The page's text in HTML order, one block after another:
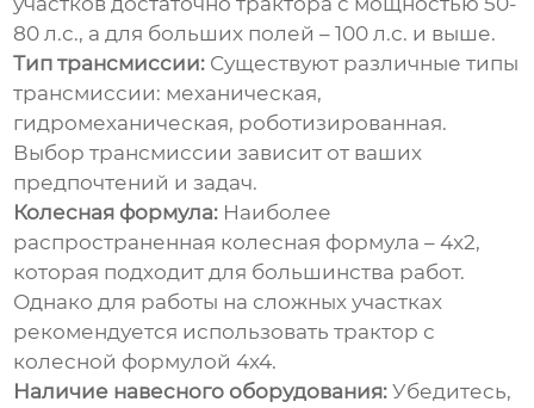
80 л.с., а для больших полей – 100 л.с. и выше.
Тип трансмиссии: Существуют различные типы
трансмиссии: механическая,
гидромеханическая, роботизированная.
Выбор трансмиссии зависит от ваших
предпочтений и задач.
Колесная формула: Наиболее
распространенная колесная формула – 4x2,
которая подходит для большинства работ.
Однако для работы на сложных участках
рекомендуется использовать трактор с
колесной формулой 4x4.
Наличие навесного оборудования: Убедитесь,